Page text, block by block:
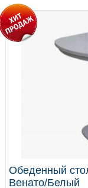
Обеденный
Венато/Белый